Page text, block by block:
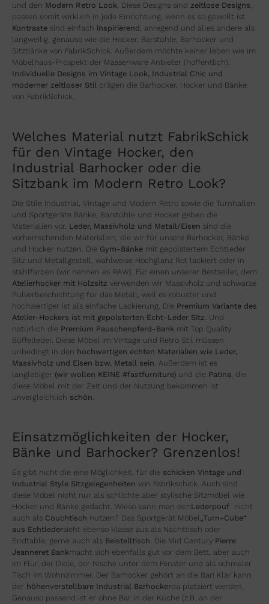
und den Modern Retro Look. Diese Designs sind zeitlose Designs,
passen somit wirklich in jede Einrichtung, wenn es so gewollt ist.
Kontraste sind einfach inspirierend, anregend und alles andere als
langweilig, genauso wie die Hocker, Barstühle, Barhocker und
Sitzbänke von FabrikSchick. Außerdem möchte keiner leben wie im
Möbelhaus-Prospekt der Massenware Anbieter (hoffentlich).
Individuelle Designs im Vintage Look, Industrial Chic und
moderner zeitloser Stil prägen die Barhocker, Hocker und Bänke
von FabrikSchick.
Welches Material nutzt FabrikSchick
für den Vintage Hocker, den
Industrial Barhocker oder die
Sitzbank im Modern Retro Look?
Die Stile Industrial, Vintage und Modern Retro sowie die Turnhallen
und Sportgeräte Bänke, Barstühle und Hocker geben die
Materialien vor. Leder, Massivholz und Metall/Eisen sind die
vorherrschenden Materialien, die wir für unsere Barhocker, Bänke
und Hocker nutzen. Die Gym-Bänke mit gepolstertem Echtleder
Sitz und Metallgestell, wahlweise Hochglanz Rot lackiert oder in
stahlfarben (wir nennen es RAW). Für einen unserer Bestseller, dem
Atelierhocker mit Holzsitz verwenden wir Massivholz und schwarze
Pulverbeschichtung für das Metall, weil es robuster und
hochwertiger ist als einfache Lackierung. Die Premium Variante des
Atelier-Hockers ist mit gepolsterten Echt-Leder Sitz . Und
natürlich die Premium Pauschenpferd-Bank mit Top Quality
Büffelleder. Diese Möbel im Vintage und Retro Stil müssen
unbedingt in den hochwertigen echten Materialien wie Leder,
Massivholz und Eisen bzw. Metall sein . Außerdem ist es
langlebiger (wir wollen KEINE #fastfurniture) und die Patina , die
diese Möbel mit der Zeit und der Nutzung bekommen ist
unvergleichlich schön
Einsatzmöglichkeiten der Hocker,
Bänke und Barhocker? Grenzenlos!
Es gibt nicht die eine Möglichkeit, für die schicken Vintage und
Industrial Style Sitzgelegenheiten von Fabrikschick. Auch sind
diese Möbel nicht nur als schlichte aber stylische Sitzmöbel wie
Hocker und Bänke gedacht. Wieso kann man denLederpouf nicht
auch als Couchtisch nutzen? Das Sportgerät Möbel„Turn-Cube“
aus Echtledersieht ebenso klasse aus als Nachttisch oder
Endtable, gerne auch als Beistelltisch. Die Mid Century Pierre
Jeanneret Bankmacht sich ebenfalls gut vor dem Bett, aber auch
im Flur, der Diele, der Nische unter dem Fenster und als schmaler
Tisch im Wohnzimmer. Der Barhocker gehört an die Bar! Klar kann
der höhenverstellbare Industrial Barhockerda platziert werden.
Genauso passend ist er ohne Bar in der Küche (z.B. an der